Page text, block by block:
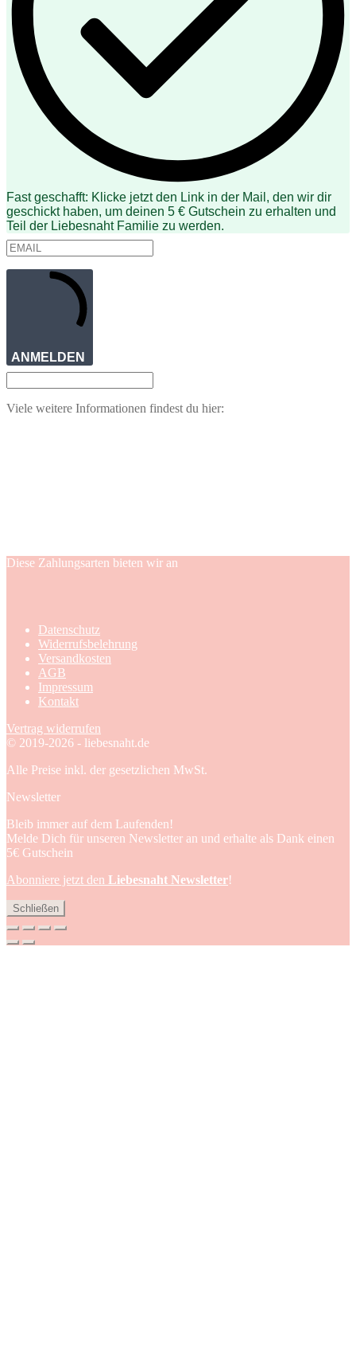
Fast geschafft: Klicke jetzt den Link in der Mail, den wir dir
geschickt haben, um deinen 5 € Gutschein zu erhalten und
Teil der Liebesnaht Familie zu werden.
ANMELDEN
Viele weitere Informationen findest du hier:
Diese Zahlungsarten bieten wir an
Datenschutz
Widerrufsbelehrung
Versandkosten
AGB
Impressum
Kontakt
Vertrag widerrufen
© 2019-2026 - liebesnaht.de
Alle Preise inkl. der gesetzlichen MwSt.
Newsletter
Bleib immer auf dem Laufenden!
Melde Dich für unseren Newsletter an und erhalte als Dank einen
5€ Gutschein
Abonniere jetzt den Liebesnaht Newsletter!
Schließen